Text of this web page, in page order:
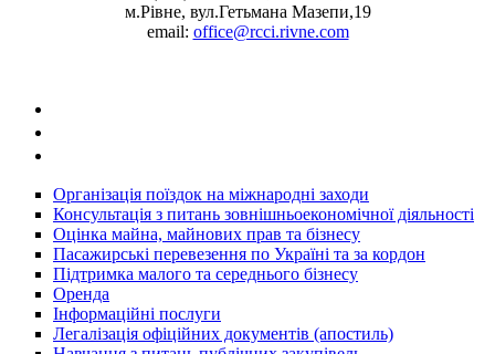
м.Рівне, вул.Гетьмана Мазепи,19
email: office@rcci.rivne.com
Організація поїздок на міжнародні заходи
Консультація з питань зовнішньоекономічної діяльності
Оцінка майна, майнових прав та бізнесу
Пасажирські перевезення по Україні та за кордон
Підтримка малого та середнього бізнесу
Оренда
Інформаційні послуги
Легалізація офіційних документів (апостиль)